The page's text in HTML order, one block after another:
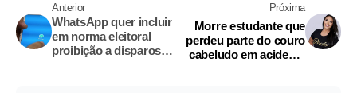
Anterior
WhatsApp quer incluir
em norma eleitoral
proibição a disparos
Próxima
Morre estudante que
perdeu parte do couro
cabeludo em acidente